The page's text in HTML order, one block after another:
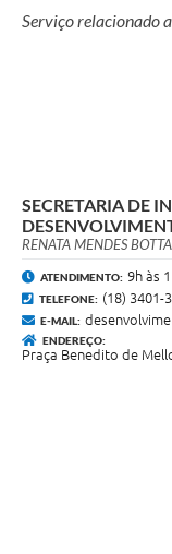
Serviço relacionado
SECRETARIA DE
RENATA MENDES
ATENDIMENTO: 9h às
TELEFONE: (18) 3401-
E-MAIL:
ENDEREÇO:
Praça Benedito de